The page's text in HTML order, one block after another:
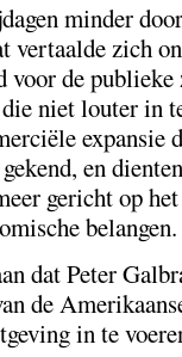
minder
vertaalde zich
voor de
niet louter in
expansie
en
gericht op
belangen.
dat Peter
de
in te